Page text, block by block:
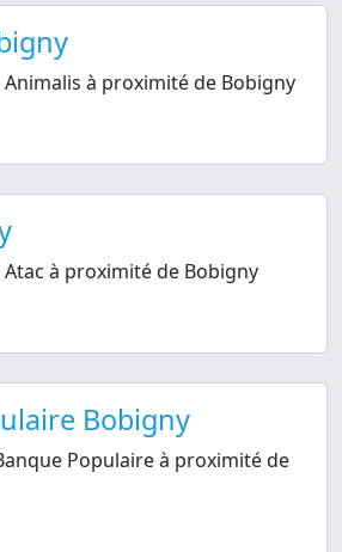
à proximité de Bobigny
à proximité de Bobigny
Bobigny
Populaire à proximité de